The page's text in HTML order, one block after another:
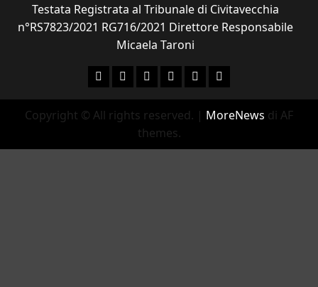
Testata Registrata al Tribunale di Civitavecchia
n°RS7823/2021 RG716/2021 Direttore Responsabile
Micaela Taroni
FacebookInstagram
YouTubeTwitterEmailEnte Parco
Copyright © All rights reserved. | MoreNews di AF
themes.